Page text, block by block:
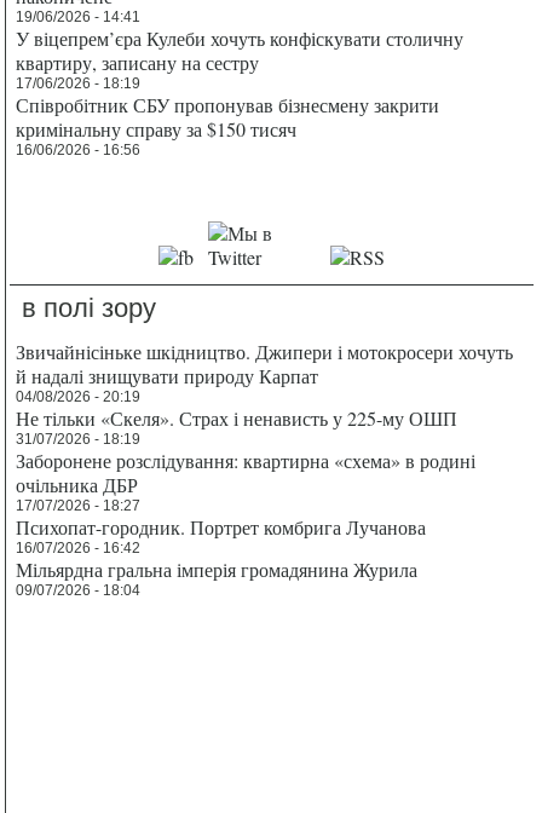
19/06/2026 - 14:41
У віцепрем’єра Кулеби хочуть конфіскувати столичну
квартиру, записану на сестру
17/06/2026 - 18:19
Співробітник СБУ пропонував бізнесмену закрити
кримінальну справу за $150 тисяч
16/06/2026 - 16:56
в полі зору
Звичайнісіньке шкідництво. Джипери і мотокросери хочуть
й надалі знищувати природу Карпат
04/08/2026 - 20:19
Не тільки «Скеля». Страх і ненависть у 225-му ОШП
31/07/2026 - 18:19
Заборонене розслідування: квартирна «схема» в родині
очільника ДБР
17/07/2026 - 18:27
Психопат-городник. Портрет комбрига Лучанова
16/07/2026 - 16:42
Мільярдна гральна імперія громадянина Журила
09/07/2026 - 18:04